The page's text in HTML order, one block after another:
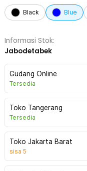
Black Blue
Informasi Stok:
Jabodetabek
Gudang Online
Tersedia
Toko Tangerang
Tersedia
Toko Jakarta Barat
sisa 5